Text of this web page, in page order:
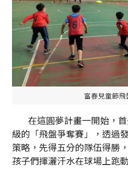
富春兒童節飛
在這圓夢計畫一開始，首
級的「飛盤爭奪賽」，透過
策略，先得五分的隊伍得勝
孩子們揮灑汗水在球場上跑